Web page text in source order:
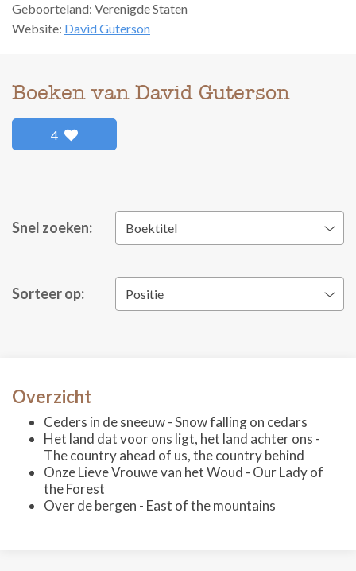
Geboorteland: Verenigde Staten
Website: David Guterson
Boeken van David Guterson
4
Snel zoeken: Boektitel
Sorteer op: Positie
Overzicht
Ceders in de sneeuw - Snow falling on cedars
Het land dat voor ons ligt, het land achter ons -
The country ahead of us, the country behind
Onze Lieve Vrouwe van het Woud - Our Lady of
the Forest
Over de bergen - East of the mountains